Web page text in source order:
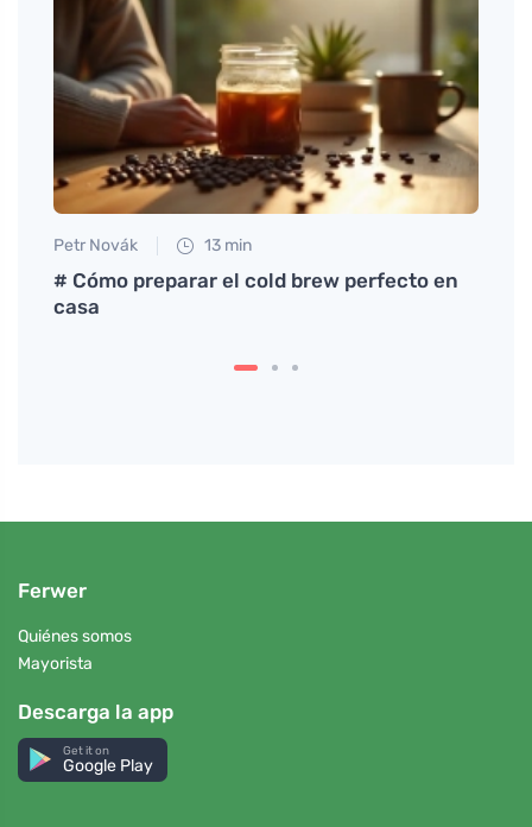
Petr Novák 13 min
# Cómo preparar el cold brew perfecto en
casa
Ferwer
Quiénes somos
Mayorista
Descarga la app
Get it on
Google Play